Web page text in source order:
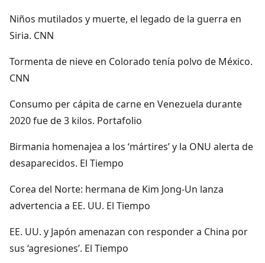
Niños mutilados y muerte, el legado de la guerra en
Siria. CNN
Tormenta de nieve en Colorado tenía polvo de México.
CNN
Consumo per cápita de carne en Venezuela durante
2020 fue de 3 kilos. Portafolio
Birmania homenajea a los ‘mártires’ y la ONU alerta de
desaparecidos. El Tiempo
Corea del Norte: hermana de Kim Jong-Un lanza
advertencia a EE. UU. El Tiempo
EE. UU. y Japón amenazan con responder a China por
sus ‘agresiones’. El Tiempo